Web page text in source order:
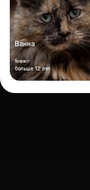
Ванна
Возраст:
больше 12 лет